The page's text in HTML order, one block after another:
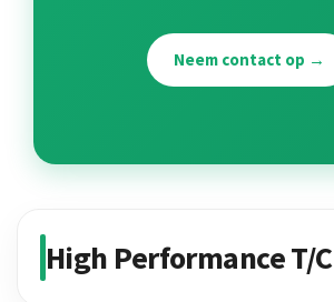
Neem contact op →
High Performance T/C